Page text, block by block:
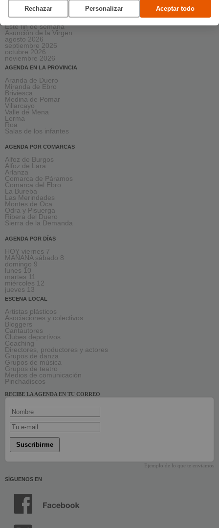
Rechazar Personalizar Aceptar todo
AGENDA PRÓXIMA
Este fin de semana
Asunción de la Virgen
agosto 2026
septiembre 2026
octubre 2026
noviembre 2026
AGENDA EN LA PROVINCIA
Aranda de Duero
Miranda de Ebro
Briviesca
Medina de Pomar
Villarcayo
Valle de Mena
Lerma
Roa
Salas de los infantes
AGENDA POR COMARCAS
Alfoz de Burgos
Alfoz de Lara
Arlanza
Comarca de Páramos
Comarca del Ebro
La Bureba
Las Merindades
Montes de Oca
Odra y Pisuerga
Ribera del Duero
Sierra de la Demanda
AGENDA POR DÍAS
HOY viernes 7
MAÑANA sábado 8
domingo 9
lunes 10
martes 11
miércoles 12
jueves 13
ESCENA LOCAL
Artistas plásticos
Asociaciones y colectivos
Bloggers
Cantautores
Clubes deportivos
Coaching
Directores, productores y actores
Grupos de danza
Grupos de música
Grupos de teatro
Medios de comunicación
Pinchadiscos
RECIBE LA AGENDA EN TU CORREO
Suscribirme
Ejemplo de lo que te enviamos
SÍGUENOS EN